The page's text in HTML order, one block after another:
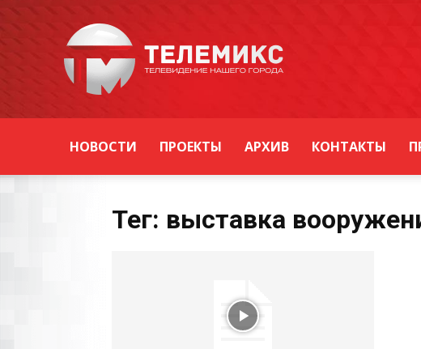
Уссурийска
НОВОСТИ ПРОЕКТЫ АРХИВ КОНТАКТЫ
Тег: выставка